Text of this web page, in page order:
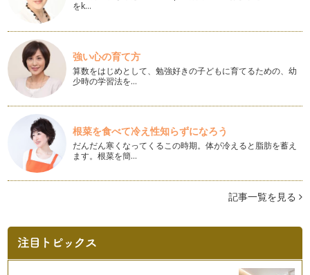
寒い時期には、体も心もあったまる手作りおやつが食べたく
なり…
ママといっしょにクッキング お祝いフルーツブーケをつくろ
う
みなさま、あけましておめでとうございます。 『ママといっ
しょにクッキング』の連載コ…
ママといっしょにクッキング お星様のアップルアーモンドパ
イ作り
年末年始に向けて家族や友人とホームパーティーをすることが
多くなってきますね。 この…
ママといっしょにクッキング Xmasツリーのキャラメルクレ
ママといっしょにクッキング りんごのプレザーブ
りんごは秋になると食べたくなる果物のひとつです。 お砂糖
をk…
強い心の育て方
算数をはじめとして、勉強好きの子どもに育てるための、幼
少時の学習法を…
根菜を食べて冷え性知らずになろう
だんだん寒くなってくるこの時期。体が冷えると脂肪を蓄え
ます。根菜を簡…
記事一覧を見る